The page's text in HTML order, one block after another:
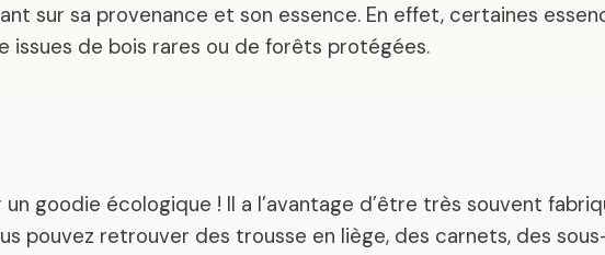
sur sa provenance et son essence. En effet, certaines
issues de bois rares ou de forêts protégées.
goodie écologique ! Il a l’avantage d’être très souvent
pouvez retrouver des trousse en liège, des carnets, des